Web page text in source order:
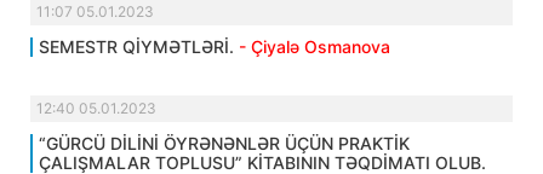
11:07 05.01.2023
SEMESTR QİYMƏTLƏRİ. - Çiyalə Osmanova
12:40 05.01.2023
“GÜRCÜ DİLİNİ ÖYRƏNƏNLƏR ÜÇÜN PRAKTİK
ÇALIŞMALAR TOPLUSU” KİTABININ TƏQDİMATI OLUB.